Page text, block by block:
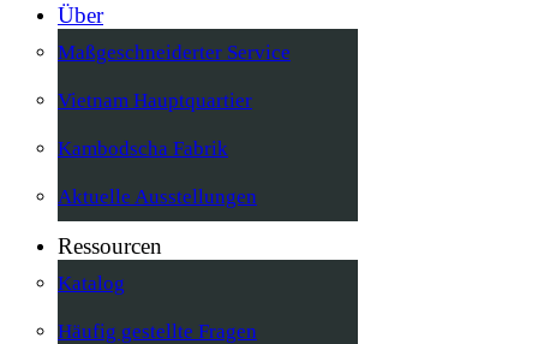
Über
Maßgeschneiderter Service
Vietnam Hauptquartier
Kambodscha Fabrik
Aktuelle Ausstellungen
Ressourcen
Katalog
Häufig gestellte Fragen